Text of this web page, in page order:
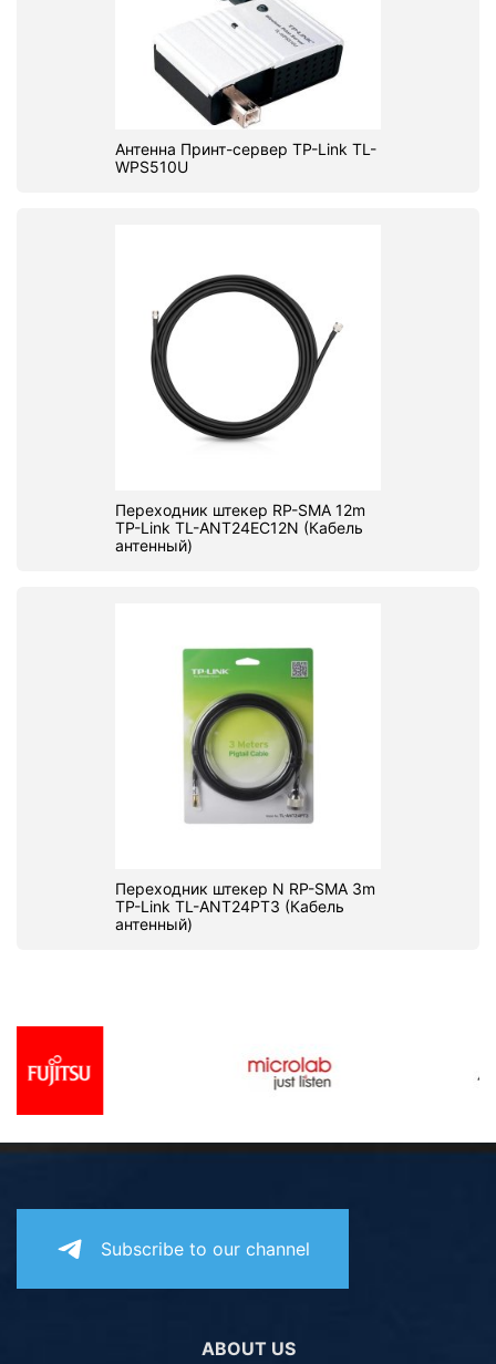
Антенна Принт-сервер TP-Link TL-
WPS510U
Переходник штекер RP-SMA 12m
TP-Link TL-ANT24EC12N (Кабель
антенный)
Переходник штекер N RP-SMA 3m
TP-Link TL-ANT24PT3 (Кабель
антенный)
Subscribe to our channel
ABOUT US